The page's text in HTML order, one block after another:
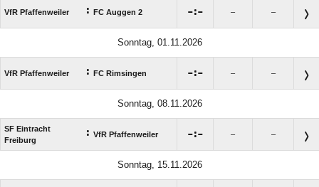
VfR Pfaffenweiler : FC Auggen 2 : – –
Sonntag, 01.11.2026
VfR Pfaffenweiler : FC Rimsingen : – –
Sonntag, 08.11.2026
SF Eintracht
Freiburg
: VfR Pfaffenweiler : – –
Sonntag, 15.11.2026